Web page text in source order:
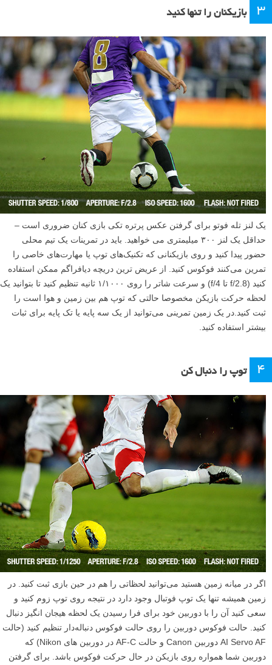
۳ بازیکنان را تنها کنید
یک لنز تله فوتو برای گرفتن عکس پرتره تکی بازی کنان ضروری است –
حداقل یک لنز ۳۰۰ میلیمتری می خواهید. باید در تمرینات یک تیم محلی
حضور پیدا کنید و روی بازیکنانی که تکنیک‌های توپ یا مهارت‌های خاصی را
تمرین می‌کنند فوکوس کنید. از عریض ترین دریچه دیافراگم ممکن استفاده
کنید (f/2.8 تا f/4) و سرعت شاتر را روی ۱/۱۰۰۰ ثانیه تنظیم کنید تا بتوانید یک
لحظه حرکت بازیکن مخصوصا حالتی که توپ هم بین زمین و هوا است را
ثبت کنید.در یک زمین تمرینی می‌توانید از یک سه پایه یا تک پایه برای ثبات
بیشتر استفاده کنید.
۴ توپ را دنبال کن
اگر در میانه زمین هستید می‌توانید لحظاتی را هم در حین بازی ثبت کنید. در
زمین همیشه تنها یک توپ فوتبال وجود دارد در نتیجه روی توپ زوم کنید و
سعی کنید آن را با دوربین خود برای فرا رسیدن یک لحظه هیجان انگیز دنبال
کنید. حالت فوکوس دوربین را روی حالت فوکوس دنباله‌دار تنظیم کنید (حالت
AI Servo AF دوربین Canon و حالت AF-C در دوربین های Nikon) که
دوربین شما همواره روی بازیکن در حال حرکت فوکوس باشد. برای گرفتن